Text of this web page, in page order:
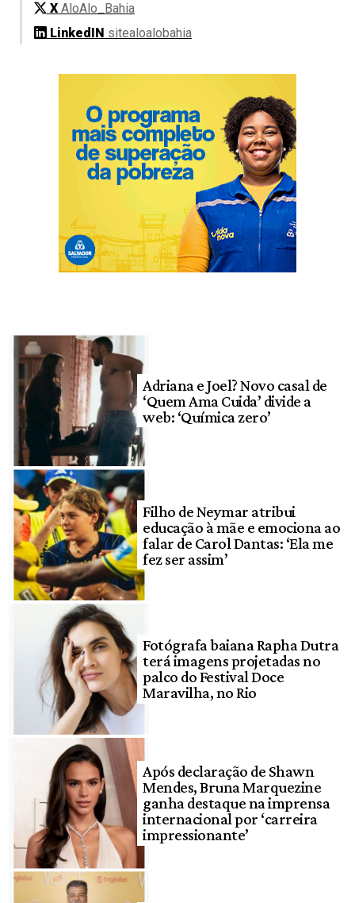
X AloAlo_Bahia
LinkedIN sitealoalobahia
Adriana e Joel? Novo casal de
‘Quem Ama Cuida’ divide a
web: ‘Química zero’
Filho de Neymar atribui
educação à mãe e emociona ao
falar de Carol Dantas: ‘Ela me
fez ser assim’
Fotógrafa baiana Rapha Dutra
terá imagens projetadas no
palco do Festival Doce
Maravilha, no Rio
Após declaração de Shawn
Mendes, Bruna Marquezine
ganha destaque na imprensa
internacional por ‘carreira
impressionante’